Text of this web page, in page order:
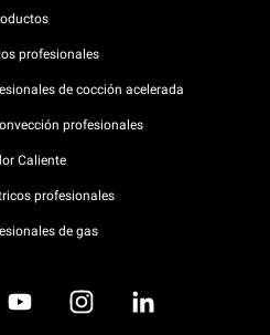
profesionales
de cocción acelerada
profesionales
Caliente
profesionales
de gas